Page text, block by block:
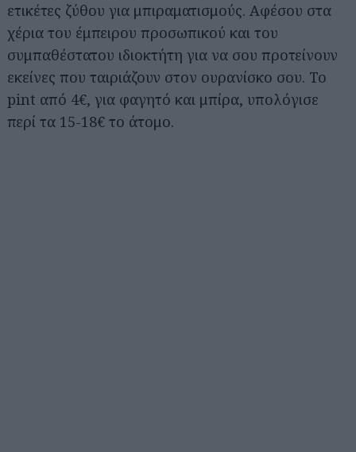
ετικέτες ζύθου για μπιραματισμούς. Αφέσου στα
χέρια του έμπειρου προσωπικού και του
συμπαθέστατου ιδιοκτήτη για να σου προτείνουν
εκείνες που ταιριάζουν στον ουρανίσκο σου. Το
pint από 4€, για φαγητό και μπίρα, υπολόγισε
περί τα 15-18€ το άτομο.